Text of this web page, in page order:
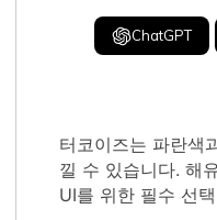
ChatGPT
터코이즈는 파란색
낄 수 있습니다. 해
UI를 위한 필수 선